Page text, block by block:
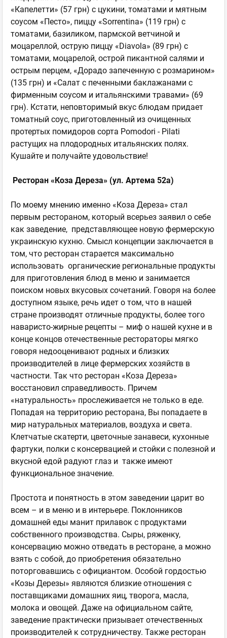
«Капелетти» (57 грн) с цукини, томатами и мятным
соусом «Песто», пиццу «Sorrentina» (119 грн) с
томатами, базиликом, пармской ветчиной и
моцареллой, острую пиццу «Diavola» (89 грн) c
томатами, моцарелой, острой пикантной салями и
острым перцем, «Дорадо запеченную с розмарином»
(135 грн) и «Салат с печенными баклажанами с
фирменным соусом и итальянскими травами» (69
грн). Кстати, неповторимый вкус блюдам придает
томатный соус, приготовленный из очищенных
протертых помидоров сорта Pomodori - Pilati
растущих на плодородных итальянских полях.
Кушайте и получайте удовольствие!
Ресторан «Коза Дереза» (ул. Артема 52а)
По моему мнению именно «Коза Дереза» стал
первым рестораном, который всерьез заявил о себе
как заведение, представляющее новую фермерскую
украинскую кухню. Смысл концепции заключается в
том, что ресторан старается максимально
использовать органические региональные продукты
для приготовления блюд в меню и занимается
поиском новых вкусовых сочетаний. Говоря на более
доступном языке, речь идет о том, что в нашей
стране производят отличные продукты, более того
наваристо-жирные рецепты – миф о нашей кухне и в
конце концов отечественные рестораторы мягко
говоря недооценивают родных и близких
производителей в лице фермерских хозяйств в
частности. Так что ресторан «Коза Дереза»
восстановил справедливость. Причем
«натуральность» прослеживается не только в еде.
Попадая на территорию ресторана, Вы попадаете в
мир натуральных материалов, воздуха и света.
Клетчатые скатерти, цветочные занавеси, кухонные
фартуки, полки с консервацией и стойки с полезной и
вкусной едой радуют глаз и также имеют
функциональное значение.
Простота и понятность в этом заведении царит во
всем – и в меню и в интерьере. Поклонников
домашней еды манит прилавок с продуктами
собственного производства. Сыры, ряженку,
консервацию можно отведать в ресторане, а можно
взять с собой, до приобретения обязательно
поторговавшись с официантом. Особой гордостью
«Козы Дерезы» являются близкие отношения с
поставщиками домашних яиц, творога, масла,
молока и овощей. Даже на официальном сайте,
заведение практически призывает отечественных
производителей к сотрудничеству. Также ресторан